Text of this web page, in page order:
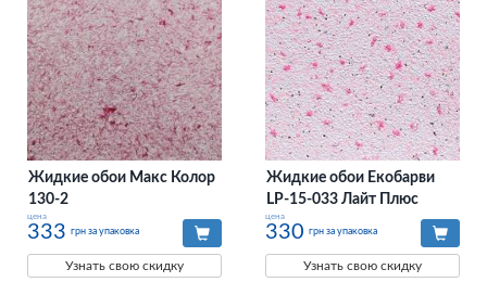
Жидкие обои Макс Колор
130-2
цена
333 грн за упаковка
Узнать свою скидку
Жидкие обои Екобарви
LP-15-033 Лайт Плюс
цена
330 грн за упаковка
Узнать свою скидку